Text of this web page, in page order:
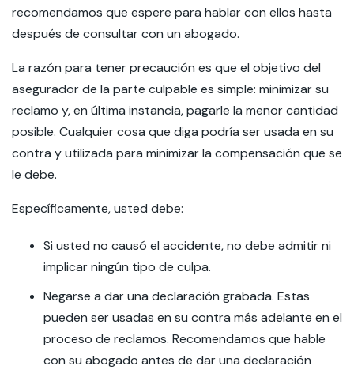
recomendamos que espere para hablar con ellos hasta
después de consultar con un abogado.
La razón para tener precaución es que el objetivo del
asegurador de la parte culpable es simple: minimizar su
reclamo y, en última instancia, pagarle la menor cantidad
posible. Cualquier cosa que diga podría ser usada en su
contra y utilizada para minimizar la compensación que se
le debe.
Específicamente, usted debe:
Si usted no causó el accidente, no debe admitir ni
implicar ningún tipo de culpa.
Negarse a dar una declaración grabada. Estas
pueden ser usadas en su contra más adelante en el
proceso de reclamos. Recomendamos que hable
con su abogado antes de dar una declaración